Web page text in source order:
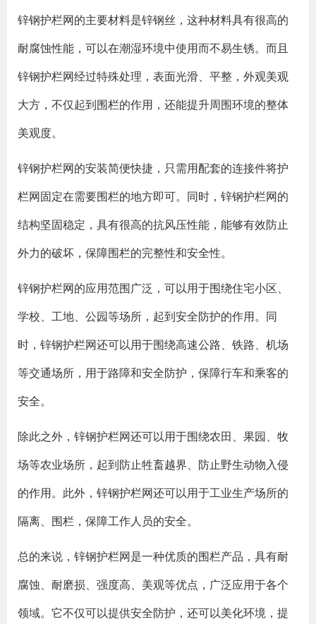
锌钢护栏网的主要材料是锌钢丝，这种材料具有很高的
耐腐蚀性能，可以在潮湿环境中使用而不易生锈。而且
锌钢护栏网经过特殊处理，表面光滑、平整，外观美观
大方，不仅起到围栏的作用，还能提升周围环境的整体
美观度。
锌钢护栏网的安装简便快捷，只需用配套的连接件将护
栏网固定在需要围栏的地方即可。同时，锌钢护栏网的
结构坚固稳定，具有很高的抗风压性能，能够有效防止
外力的破坏，保障围栏的完整性和安全性。
锌钢护栏网的应用范围广泛，可以用于围绕住宅小区、
学校、工地、公园等场所，起到安全防护的作用。同
时，锌钢护栏网还可以用于围绕高速公路、铁路、机场
等交通场所，用于路障和安全防护，保障行车和乘客的
安全。
除此之外，锌钢护栏网还可以用于围绕农田、果园、牧
场等农业场所，起到防止牲畜越界、防止野生动物入侵
的作用。此外，锌钢护栏网还可以用于工业生产场所的
隔离、围栏，保障工作人员的安全。
总的来说，锌钢护栏网是一种优质的围栏产品，具有耐
腐蚀、耐磨损、强度高、美观等优点，广泛应用于各个
领域。它不仅可以提供安全防护，还可以美化环境，提